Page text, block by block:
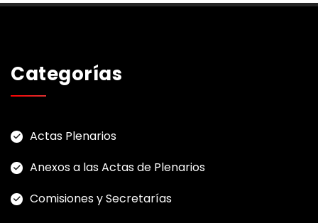
Categorías
Actas Plenarios
Anexos a las Actas de Plenarios
Comisiones y Secretarías